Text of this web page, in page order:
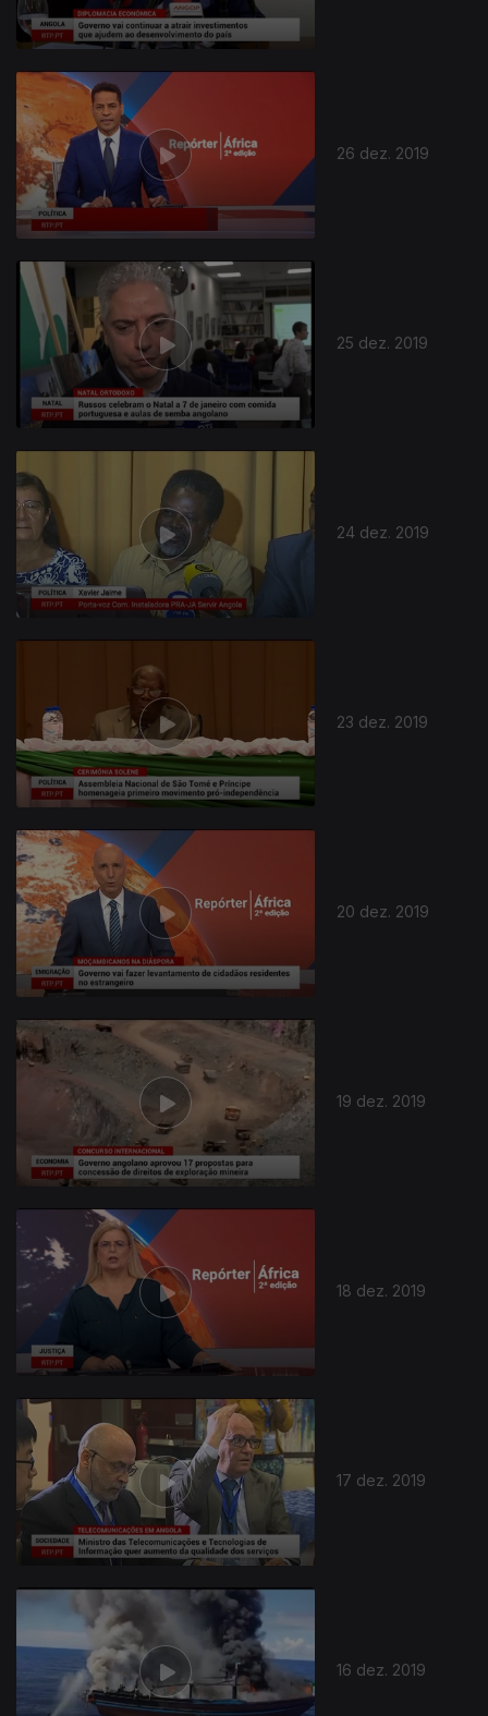
26 dez. 2019
25 dez. 2019
24 dez. 2019
23 dez. 2019
20 dez. 2019
19 dez. 2019
18 dez. 2019
17 dez. 2019
16 dez. 2019
445397